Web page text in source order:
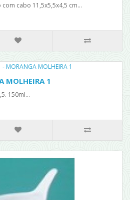
cabo 11,5x5,5x4,5 cm...
MOLHEIRA 1
150ml...